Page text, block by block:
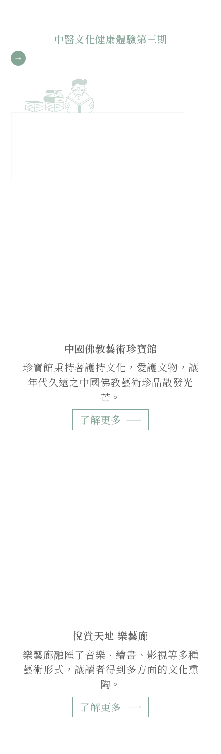
聲頻平靜心靈
中國佛教藝術珍寶館
珍寶館秉持著護持文化，愛護文物，讓
年代久遠之中國佛教藝術珍品散發光
芒。
了解更多
悅賞天地 樂藝廊
樂藝廊融匯了音樂、繪畫、影視等多種
藝術形式，讓讀者得到多方面的文化熏
陶。
了解更多